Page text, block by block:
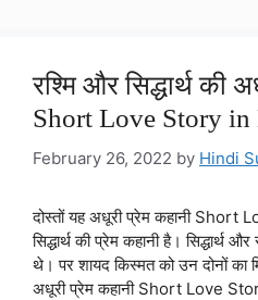
रश्मि और सिद्धार्थ की
Short Love Story
February 26, 2022 by Hindi
दोस्तों यह अधूरी प्रेम कहानी
सिद्धार्थ की प्रेम कहानी है। सिद्धार्थ
थे। पर शायद किस्मत को उन दोनों
अधूरी प्रेम कहानी Short Love